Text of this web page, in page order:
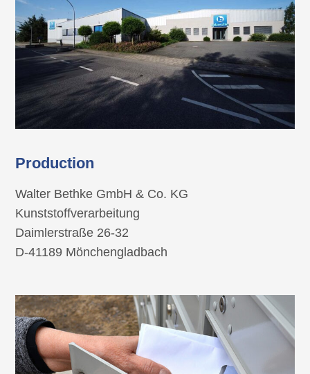
Production
Walter Bethke GmbH & Co. KG
Kunststoffverarbeitung
Daimlerstraße 26-32
D-41189 Mönchengladbach